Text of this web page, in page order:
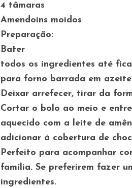
4 tâmaras
Amendoins moídos
Preparação:
Bater
todos os ingredientes até
para forno barrada em
Deixar arrefecer, tirar da
Cortar o bolo ao meio e
aquecido com a leite de
adicionar á cobertura de
Perfeito para acompanhar
família. Se preferirem fazer
ingredientes.